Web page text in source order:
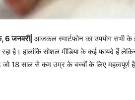
6 जनवरी| आजकल स्मार्टफोन का उपयोग सभी के
है। हालांकि सोशल मीडिया के कई फायदे हैं
जो 18 साल से कम उम्र के बच्चों के लिए महत्वपूर्ण